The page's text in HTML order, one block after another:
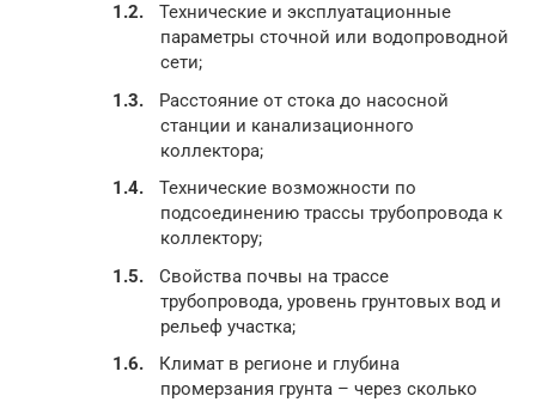
Технические и эксплуатационные
параметры сточной или водопроводной
сети;
Расстояние от стока до насосной
станции и канализационного
коллектора;
Технические возможности по
подсоединению трассы трубопровода к
коллектору;
Свойства почвы на трассе
трубопровода, уровень грунтовых вод и
рельеф участка;
Климат в регионе и глубина
промерзания грунта – через сколько